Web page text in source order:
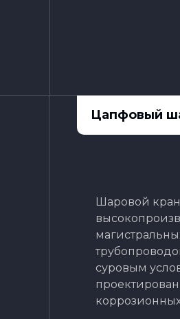
Цапфовый
Шаровой
суровым